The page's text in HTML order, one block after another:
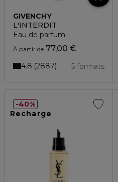
GIVENCHY
L'INTERDIT
Eau de parfum
À partir de 77,00 €
5 formats
4.8 2887
Recharge
40%